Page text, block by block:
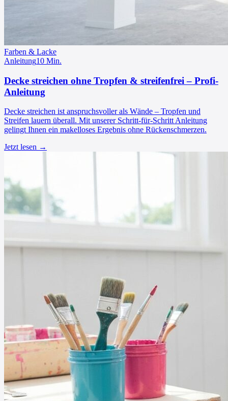
Farben & Lacke
Anleitung10 Min.
Decke streichen ohne Tropfen & streifenfrei – Profi-
Anleitung
Decke streichen ist anspruchsvoller als Wände – Tropfen und
Streifen lauern überall. Mit unserer Schritt-für-Schritt Anleitung
gelingt Ihnen ein makelloses Ergebnis ohne Rückenschmerzen.
Jetzt lesen →